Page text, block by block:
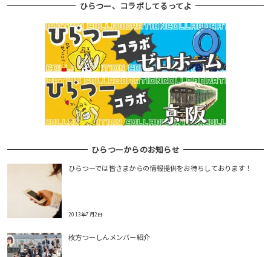
ひらつー、コラボしてるってよ
ひらつーからのお知らせ
ひらつーでは皆さまからの情報提供をお待ちしております！
2013年7月2日
枚方つーしんメンバー紹介